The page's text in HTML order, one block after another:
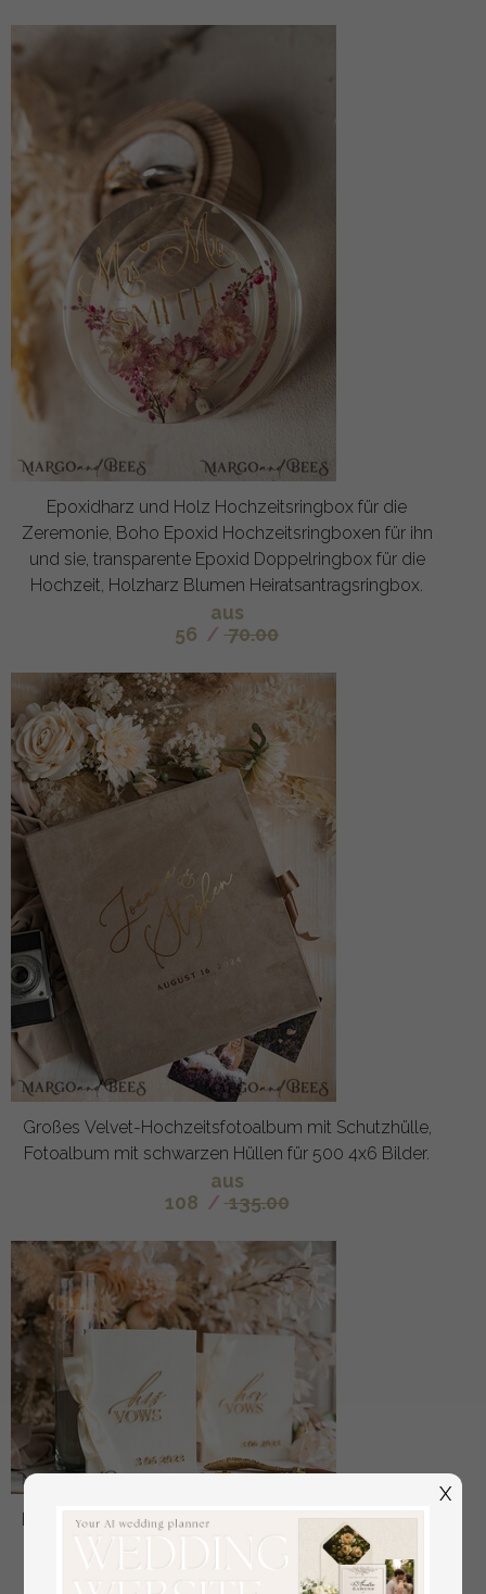
Epoxidharz und Holz Hochzeitsringbox für die
Zeremonie, Boho Epoxid Hochzeitsringboxen für ihn
und sie, transparente Epoxid Doppelringbox für die
Hochzeit, Holzharz Blumen Heiratsantragsringbox.
aus
56 / 70.00
Großes Velvet-Hochzeitsfotoalbum mit Schutzhülle,
Fotoalbum mit schwarzen Hüllen für 500 4x6 Bilder.
aus
108 / 135.00
Braut- und Bräutigam-Eidbücher, Hochzeitsgelübde,
personalisierte Eid-Heftchen, seine und ihre
Eidbücher, maßgeschneiderte Hochzeitsgelübde-
X